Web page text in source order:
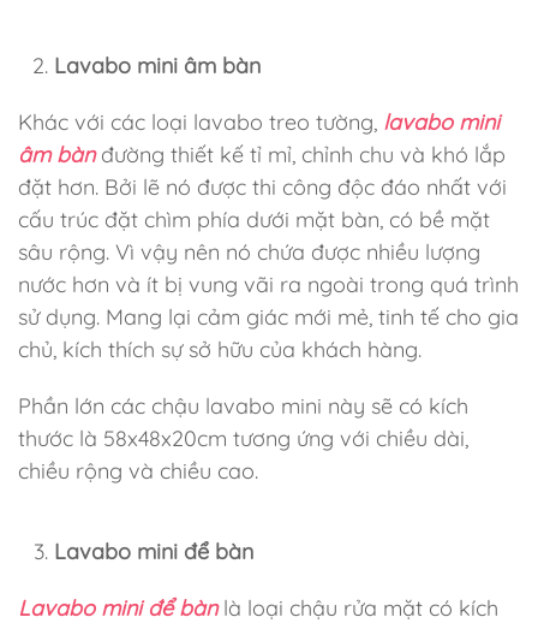
Lavabo mini âm bàn
Khác với các loại lavabo treo tường, lavabo mini
âm bànđường thiết kế tỉ mỉ, chỉnh chu và khó lắp
đặt hơn. Bởi lẽ nó được thi công độc đáo nhất với
cấu trúc đặt chìm phía dưới mặt bàn, có bề mặt
sâu rộng. Vì vậy nên nó chứa được nhiều lượng
nước hơn và ít bị vung vãi ra ngoài trong quá trình
sử dụng. Mang lại cảm giác mới mẻ, tinh tế cho gia
chủ, kích thích sự sở hữu của khách hàng.
Phần lớn các chậu lavabo mini này sẽ có kích
thước là 58x48x20cm tương ứng với chiều dài,
chiều rộng và chiều cao.
Lavabo mini để bàn
Lavabo mini để bànlà loại chậu rửa mặt có kích